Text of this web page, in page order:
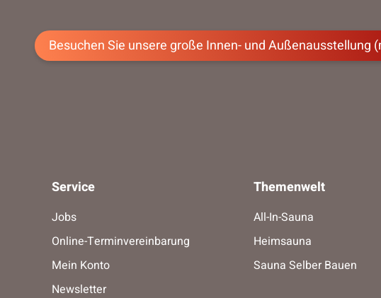
Besuchen Sie unsere große Innen- und Außenausstellung
Service
Jobs
Online-Terminvereinbarung
Mein Konto
Newsletter
Themenwelt
All-In-Sauna
Heimsauna
Sauna Selber Bauen